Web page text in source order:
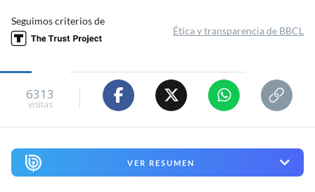
Seguimos criterios de
Ética y transparencia de BBCL
6313
visitas
VER RESUMEN